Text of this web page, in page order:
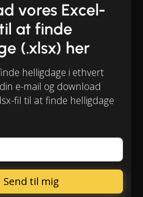
vores Excel-
at finde
(.xlsx) her
helligdage i ethvert
e-mail og download
fil til at finde helligdage